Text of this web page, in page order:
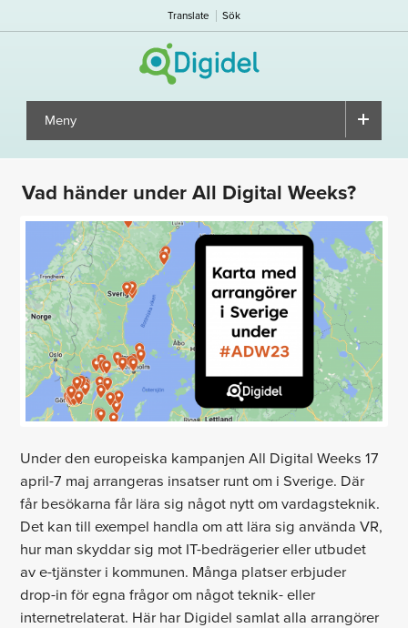
Translate Sök
Meny ▼
Vad händer under All Digital Weeks?
Under den europeiska kampanjen All Digital Weeks 17
april-7 maj arrangeras insatser runt om i Sverige. Där
får besökarna får lära sig något nytt om vardagsteknik.
Det kan till exempel handla om att lära sig använda VR,
hur man skyddar sig mot IT-bedrägerier eller utbudet
av e-tjänster i kommunen. Många platser erbjuder
drop-in för egna frågor om något teknik- eller
internetrelaterat. Här har Digidel samlat alla arrangörer